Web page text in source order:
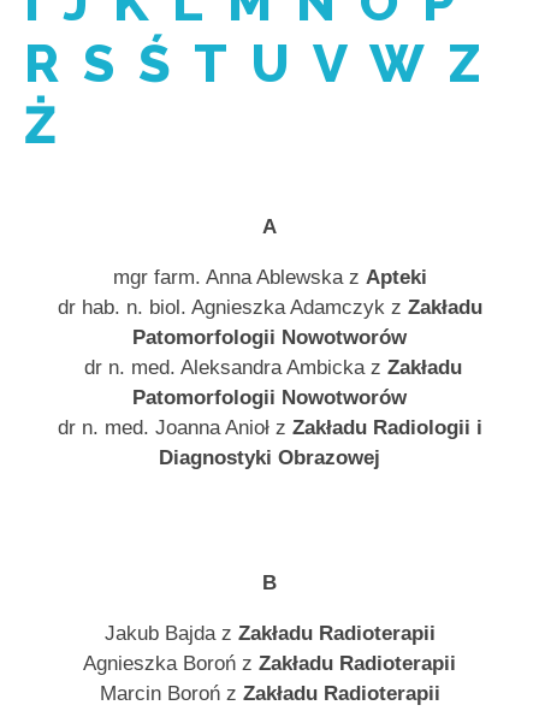
R S Ś T U V W Z
Ż
A
mgr farm. Anna Ablewska z Apteki
dr hab. n. biol. Agnieszka Adamczyk z Zakładu
Patomorfologii Nowotworów
dr n. med. Aleksandra Ambicka z Zakładu
Patomorfologii Nowotworów
dr n. med. Joanna Anioł z Zakładu Radiologii i
Diagnostyki Obrazowej
B
Jakub Bajda z Zakładu Radioterapii
Agnieszka Boroń z Zakładu Radioterapii
Marcin Boroń z Zakładu Radioterapii